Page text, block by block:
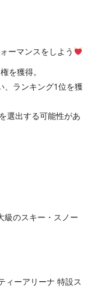
ーマンスをしよう
を獲得。
、ランキング1位を獲
選出する可能性があ
級のスキー・スノー
ィーアリーナ 特設ス